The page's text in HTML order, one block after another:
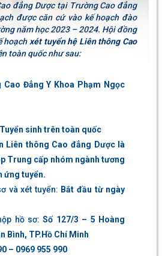
đẳng Dượctại Trường Cao đẳng
được căn cứ vào kế hoạch đào
năm học 2023 – 2024. Hội đồng
hoạch xét tuyển hệ Liên thông Cao
toàn quốc như sau:
Cao Đẳng Y Khoa Phạm Ngọc
Tuyển sinh trên toàn quốc
Liên thông Cao đẳng Dược là
Trung cấp nhóm ngành tương
ứng tuyển.
và xét tuyển: Bắt đầu từ ngày
hồ sơ:Số 127/3 – 5 Hoàng
Bình, TP.Hồ Chí Minh
– 0969 955 990